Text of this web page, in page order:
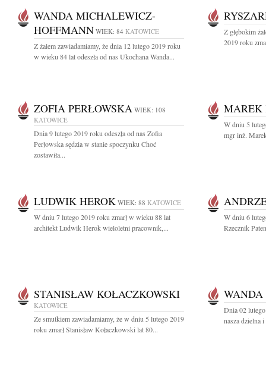
WANDA MICHALEWICZ-
HOFFMANN WIEK: 84 KATOWICE
Z żalem zawiadamiamy, że dnia 12 lutego 2019 roku
w wieku 84 lat odeszła od nas Ukochana Wanda...
Z głębokim
2019 roku
ZOFIA PERŁOWSKA WIEK: 108
KATOWICE
Dnia 9 lutego 2019 roku odeszła od nas Zofia
Perłowska sędzia w stanie spoczynku Choć
zostawiła...
MAREK
W dniu 5
mgr inż.
LUDWIK HEROK WIEK: 88 KATOWICE
W dniu 7 lutego 2019 roku zmarł w wieku 88 lat
architekt Ludwik Herok wieloletni pracownik,...
W dniu 6
Rzecznik
STANISŁAW KOŁACZKOWSKI
KATOWICE
Ze smutkiem zawiadamiamy, że w dniu 5 lutego 2019
roku zmarł Stanisław Kołaczkowski lat 80...
Dnia 02
nasza dzielna